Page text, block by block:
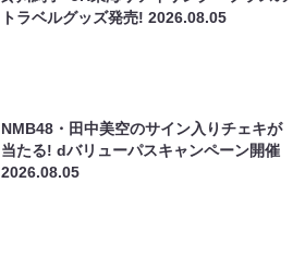
トラベルグッズ発売!2026.08.05
NMB48・田中美空のサイン入りチェキが
当たる! dバリューパスキャンペーン開催
2026.08.05